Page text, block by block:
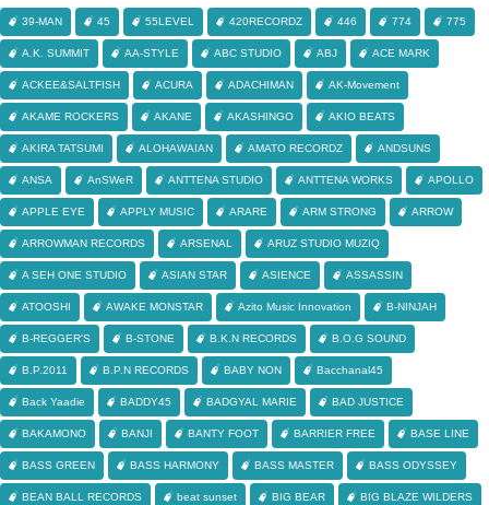
39-MAN 45 55LEVEL 420RECORDZ 446 774 775
A.K. SUMMIT AA-STYLE ABC STUDIO ABJ ACE MARK
ACKEE&SALTFISH ACURA ADACHIMAN AK-Movement
AKAME ROCKERS AKANE AKASHINGO AKIO BEATS
AKIRA TATSUMI ALOHAWAIAN AMATO RECORDZ ANDSUNS
ANSA AnSWeR ANTTENA STUDIO ANTTENA WORKS APOLLO
APPLE EYE APPLY MUSIC ARARE ARM STRONG ARROW
ARROWMAN RECORDS ARSENAL ARUZ STUDIO MUZIQ
A SEH ONE STUDIO ASIAN STAR ASIENCE ASSASSIN
ATOOSHI AWAKE MONSTAR Azito Music Innovation B-NINJAH
B-REGGER'S B-STONE B.K.N RECORDS B.O.G SOUND
B.P.2011 B.P.N RECORDS BABY NON Bacchanal45
Back Yaadie BADDY45 BADGYAL MARIE BAD JUSTICE
BAKAMONO BANJI BANTY FOOT BARRIER FREE BASE LINE
BASS GREEN BASS HARMONY BASS MASTER BASS ODYSSEY
BEAN BALL RECORDS beat sunset BIG BEAR BIG BLAZE WILDERS